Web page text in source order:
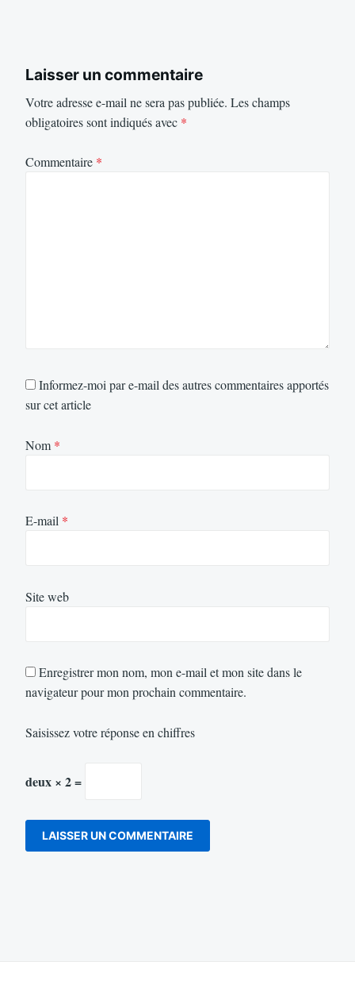
Laisser un commentaire
Votre adresse e-mail ne sera pas publiée. Les champs
obligatoires sont indiqués avec *
Commentaire *
Informez-moi par e-mail des autres commentaires apportés
sur cet article
Nom *
E-mail *
Site web
Enregistrer mon nom, mon e-mail et mon site dans le
navigateur pour mon prochain commentaire.
Saisissez votre réponse en chiffres
deux × 2 =